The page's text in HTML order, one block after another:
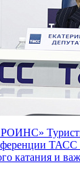
катания и